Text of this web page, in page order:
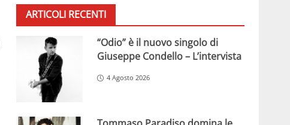
ARTICOLI RECENTI
“Odio” è il nuovo singolo di
Giuseppe Condello – L’intervista
4 Agosto 2026